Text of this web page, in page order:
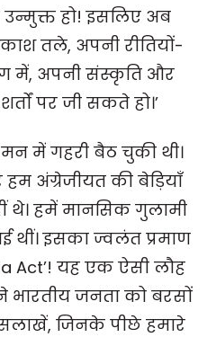
हो! इसलिए अब
तले, अपनी रीतियों-
में, अपनी संस्कृति और
पर जी सकते हो।’
में गहरी बैठ चुकी थी।
अंग्रेजीयत की बेड़ियाँ
थे। हमें मानसिक गुलामी
थीं। इसका ज्वलंत प्रमाण
Act’! यह एक ऐसी लौह
भारतीय जनता को बरसों
जिनके पीछे हमारे